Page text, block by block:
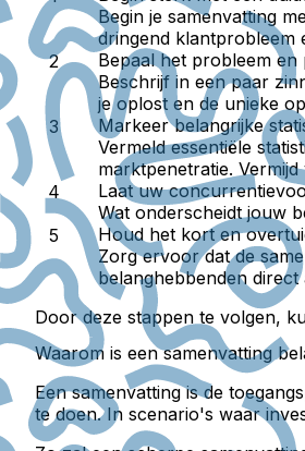
Begin je samenvatting
dringend klantprobleem
Bepaal het probleem
Beschrijf in een paar
je oplost en de unieke
Markeer belangrijke
Vermeld essentiële
marktpenetratie.
Laat uw
Wat onderscheidt jouw
Houd het kort en
Zorg ervoor dat de
belanghebbenden direct
Door deze stappen te volgen,
Waarom is een samenvatting
Een samenvatting is de
te doen. In scenario's waar